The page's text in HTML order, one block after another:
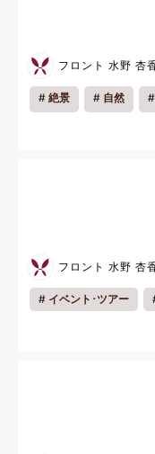
フロント 水野 杏
絶景 自然
フロント 水野 杏
イベント･ツアー